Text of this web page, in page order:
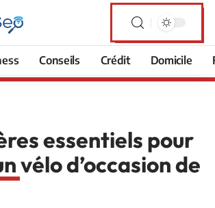
Conseils Crédit Domicile
essentiels pour
vélo d’occasion de